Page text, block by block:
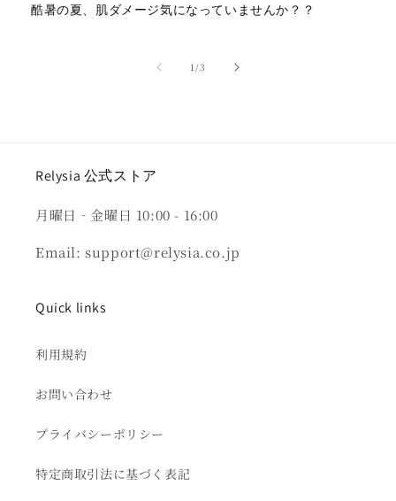
酷暑の夏、肌ダメージ気になっていませんか？？
1/の
3
Relysia 公式ストア
月曜日‐金曜日 10:00 - 16:00
Email: support@relysia.co.jp
Quick links
利用規約
お問い合わせ
プライバシーポリシー
特定商取引法に基づく表記